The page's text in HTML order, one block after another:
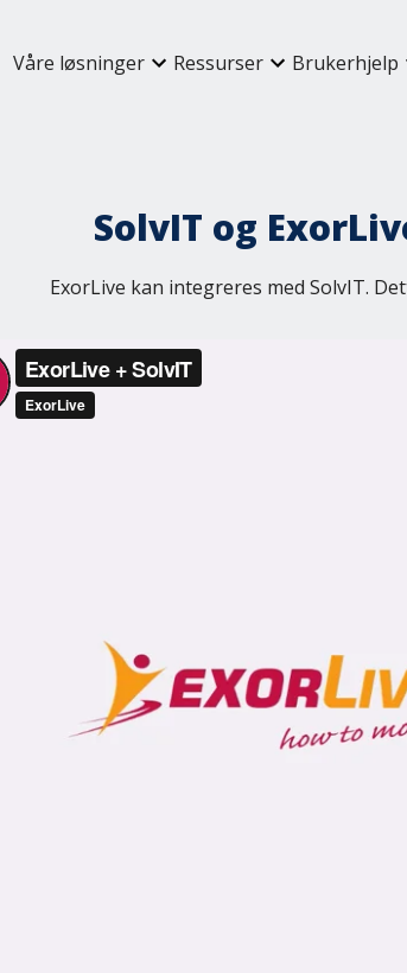
Våre løsninger Ressurser Brukerhjelp
SolvIT og
ExorLive kan integreres med SolvIT.